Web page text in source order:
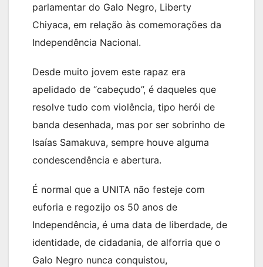
parlamentar do Galo Negro, Liberty
Chiyaca, em relação às comemorações da
Independência Nacional.
Desde muito jovem este rapaz era
apelidado de “cabeçudo”, é daqueles que
resolve tudo com violência, tipo herói de
banda desenhada, mas por ser sobrinho de
Isaías Samakuva, sempre houve alguma
condescendência e abertura.
É normal que a UNITA não festeje com
euforia e regozijo os 50 anos de
Independência, é uma data de liberdade, de
identidade, de cidadania, de alforria que o
Galo Negro nunca conquistou,